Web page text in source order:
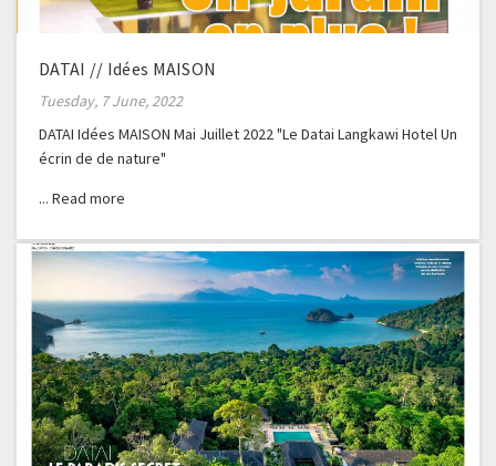
DATAI // Idées MAISON
Tuesday, 7 June, 2022
DATAI Idées MAISON Mai Juillet 2022 "Le Datai Langkawi Hotel Un
écrin de de nature"